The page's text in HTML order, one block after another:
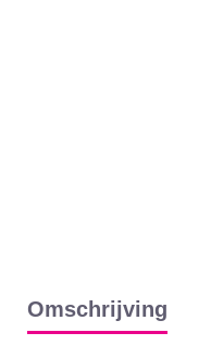
Omschrijving